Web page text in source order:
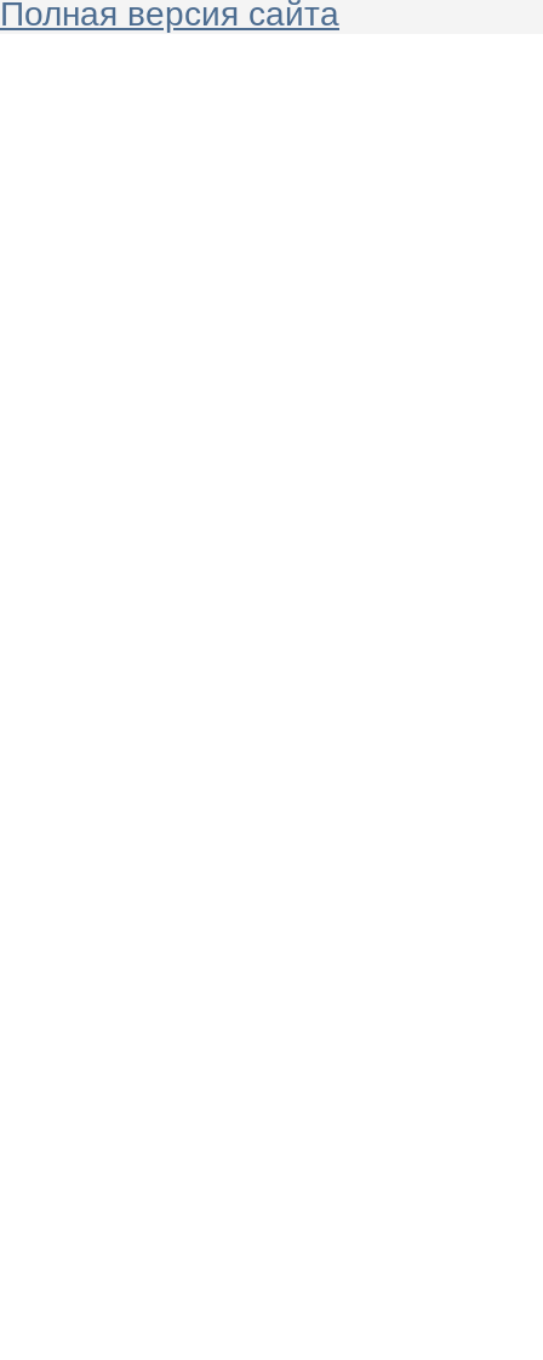
Полная версия сайта